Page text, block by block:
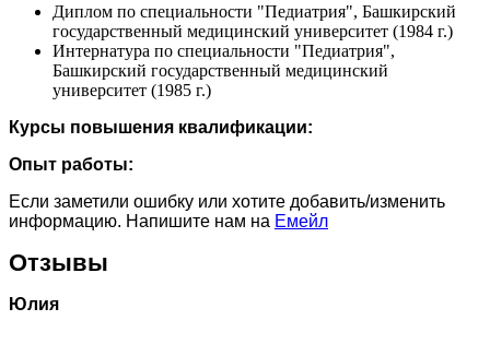
Диплом по специальности "Педиатрия", Башкирский
государственный медицинский университет (1984 г.)
Интернатура по специальности "Педиатрия",
Башкирский государственный медицинский
университет (1985 г.)
Курсы повышения квалификации:
Опыт работы:
Если заметили ошибку или хотите добавить/изменить
информацию. Напишите нам на Емейл
Отзывы
Юлия